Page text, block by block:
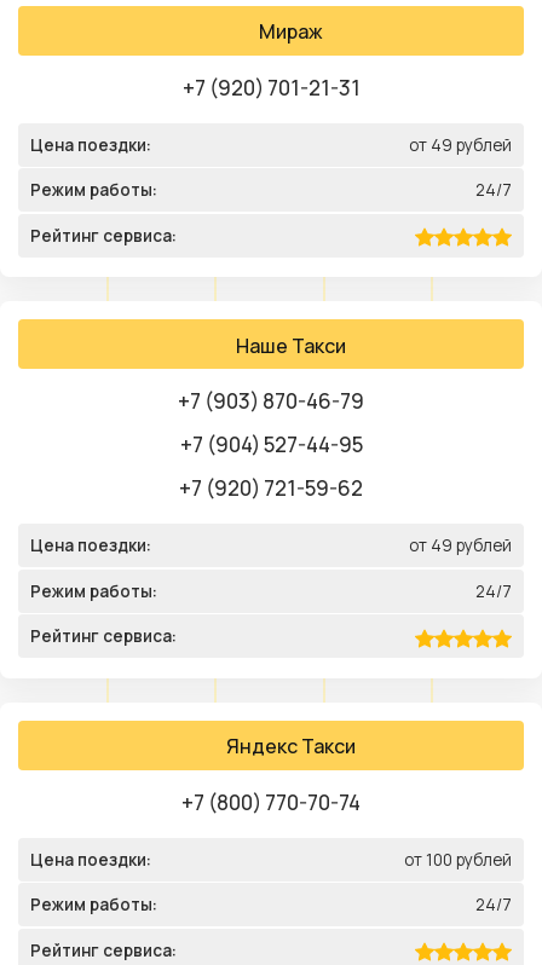
Мираж
+7 (920) 701-21-31
Цена поездки: от 49 рублей
Режим работы: 24/7
Рейтинг сервиса:
Наше Такси
+7 (903) 870-46-79
+7 (904) 527-44-95
+7 (920) 721-59-62
Цена поездки: от 49 рублей
Режим работы: 24/7
Рейтинг сервиса:
Яндекс Такси
+7 (800) 770-70-74
Цена поездки: от 100 рублей
Режим работы: 24/7
Рейтинг сервиса: